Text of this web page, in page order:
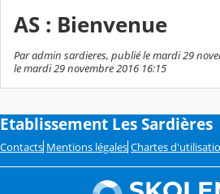
AS : Bienvenue
Par admin sardieres, publié le mardi 29
le mardi 29 novembre 2016 16:15
Etablissement Les Sardières
Contacts Mentions légales Chartes